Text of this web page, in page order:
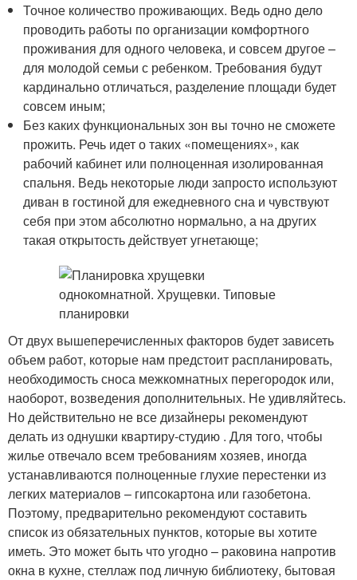
Точное количество проживающих. Ведь одно дело
проводить работы по организации комфортного
проживания для одного человека, и совсем другое –
для молодой семьи с ребенком. Требования будут
кардинально отличаться, разделение площади будет
совсем иным;
Без каких функциональных зон вы точно не сможете
прожить. Речь идет о таких «помещениях», как
рабочий кабинет или полноценная изолированная
спальня. Ведь некоторые люди запросто используют
диван в гостиной для ежедневного сна и чувствуют
себя при этом абсолютно нормально, а на других
такая открытость действует угнетающе;
От двух вышеперечисленных факторов будет зависеть
объем работ, которые нам предстоит распланировать,
необходимость сноса межкомнатных перегородок или,
наоборот, возведения дополнительных. Не удивляйтесь.
Но действительно не все дизайнеры рекомендуют
делать из однушки квартиру-студию . Для того, чтобы
жилье отвечало всем требованиям хозяев, иногда
устанавливаются полноценные глухие перестенки из
легких материалов – гипсокартона или газобетона.
Поэтому, предварительно рекомендуют составить
список из обязательных пунктов, которые вы хотите
иметь. Это может быть что угодно – раковина напротив
окна в кухне, стеллаж под личную библиотеку, бытовая